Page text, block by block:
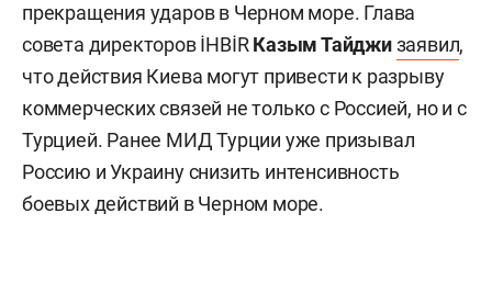
прекращения ударов в Черном море. Глава
совета директоров İHBİRКазым Тайджизаявил,
что действия Киева могут привести к разрыву
коммерческих связей не только с Россией, но и с
Турцией. Ранее МИД Турции уже призывал
Россию и Украину снизить интенсивность
боевых действий в Черном море.